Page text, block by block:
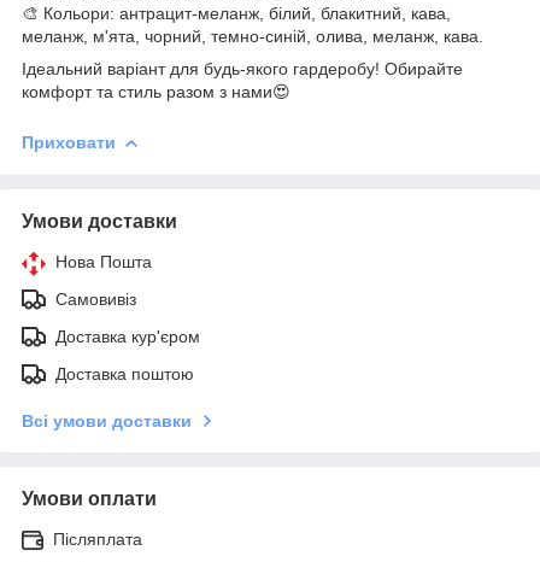
🎨 Кольори: антрацит-меланж, білий, блакитний, кава,
меланж, м'ята, чорний, темно-синій, олива, меланж, кава.
Ідеальний варіант для будь-якого гардеробу! Обирайте
комфорт та стиль разом з нами😍
Приховати
Умови доставки
Нова Пошта
Самовивіз
Доставка кур'єром
Доставка поштою
Всі умови доставки
Умови оплати
Післяплата